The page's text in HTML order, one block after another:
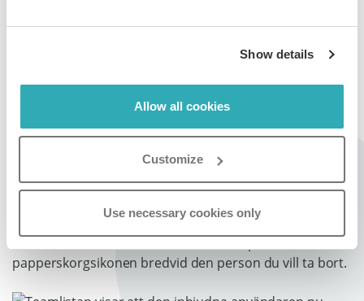
Show details
Allow all cookies
Customize
Use necessary cookies only
Så tar du bort en teammedlem
från ditt konto
Om du är ägare eller administratör kan du enkelt ta
bort en teammedlem från kontot.
papperskorgsikonen bredvid den person du vill ta bort.